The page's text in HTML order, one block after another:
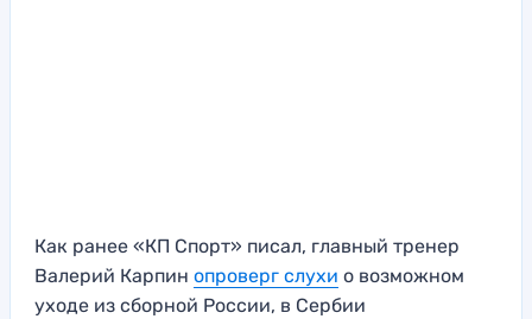
Как ранее «КП Спорт» писал, главный тренер
Валерий Карпин опроверг слухи о возможном
уходе из сборной России, в Сербии